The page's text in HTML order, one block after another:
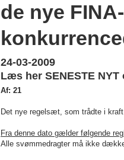
de nye
24-03-2009
Læs her SENESTE
Af: 21
Det nye regelsæt, som trådte i
Fra denne dato gælder følgende
Alle svømmedragter må ikke